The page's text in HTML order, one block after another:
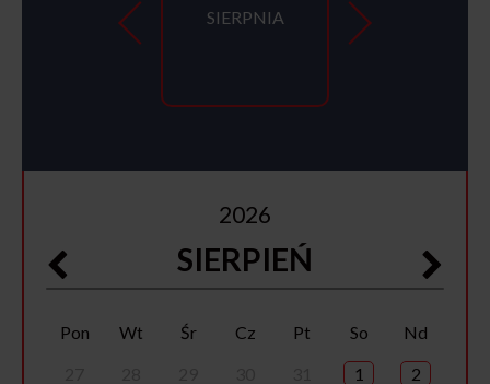
SIERPNIA
2026
SIERPIEŃ
Pon Wt Śr Cz Pt So
Nd
1 2